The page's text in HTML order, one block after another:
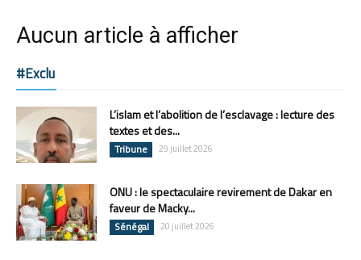
Aucun article à afficher
#Exclu
L’islam et l’abolition de l’esclavage : lecture des
textes et des...
Tribune 29 juillet 2026
ONU : le spectaculaire revirement de Dakar en
faveur de Macky...
Sénégal 20 juillet 2026